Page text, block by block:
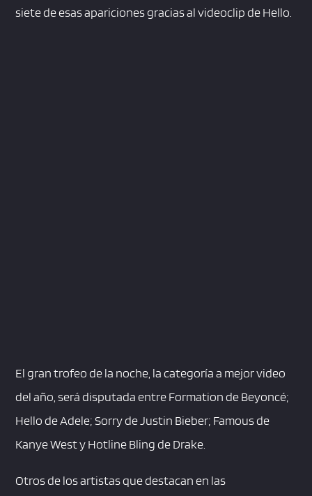
siete de esas apariciones gracias al videoclip de Hello.
El gran trofeo de la noche, la categoría a mejor video
del año, será disputada entre Formation de Beyoncé;
Hello de Adele; Sorry de Justin Bieber; Famous de
Kanye West y Hotline Bling de Drake.
Otros de los artistas que destacan en las